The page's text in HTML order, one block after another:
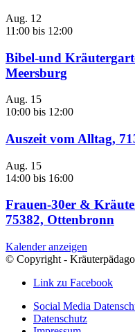
Aug. 12
11:00 bis 12:00
Bibel-und
Meersburg
Aug. 15
10:00 bis 12:00
Auszeit vom Alltag,
Aug. 15
14:00 bis 16:00
Frauen-30er &
75382, Ottenbronn
Kalender anzeigen
© Copyright -
Link zu Facebook
Social Media
Datenschutz